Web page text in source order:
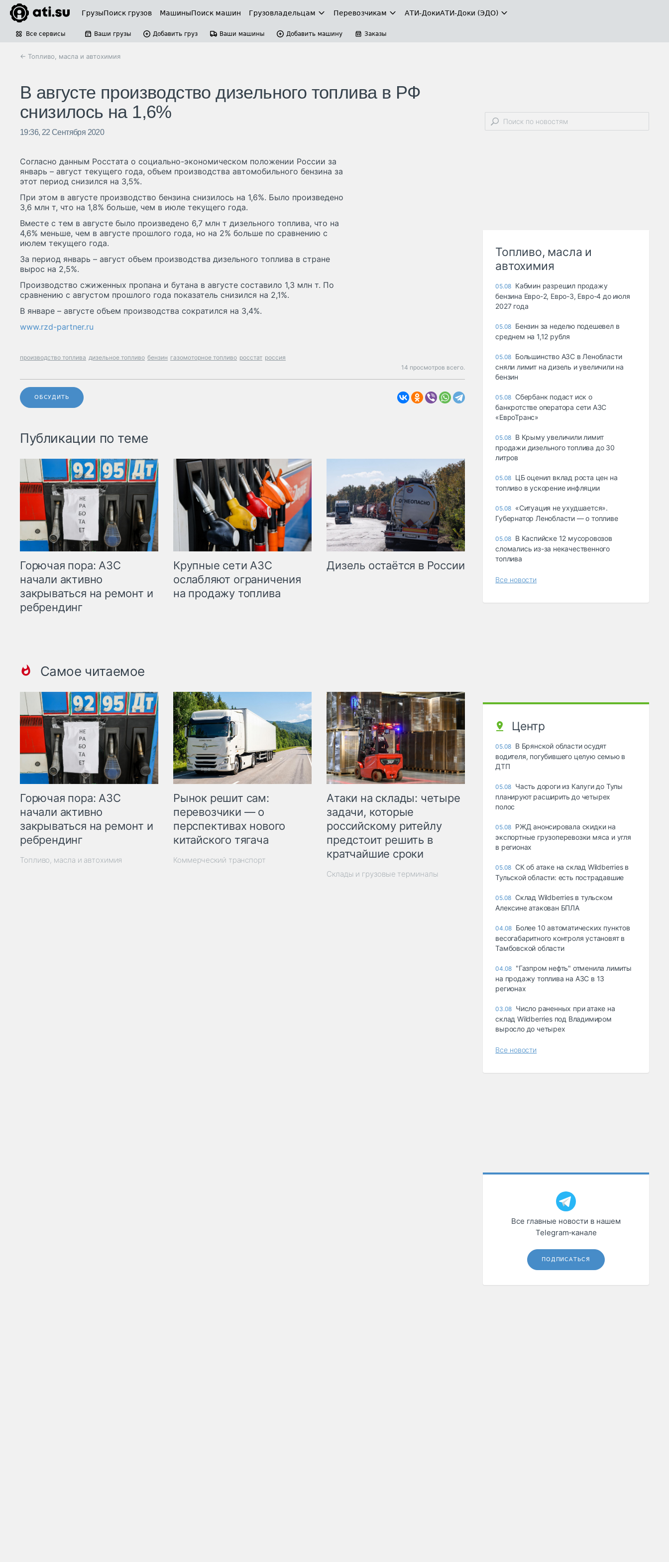
ГрузыПоиск грузов МашиныПоиск машин Грузовладельцам Перевозчикам АТИ-ДокиАТИ-Доки (ЭДО)
Все сервисы Ваши грузы Добавить груз Ваши машины Добавить машину Заказы
← Топливо, масла и автохимия
В августе производство дизельного топлива в РФ
снизилось на 1,6%
19:36, 22 Сентября 2020
Согласно данным Росстата о социально-экономическом положении России за
январь – август текущего года, объем производства автомобильного бензина за
этот период снизился на 3,5%.
При этом в августе производство бензина снизилось на 1,6%. Было произведено
3,6 млн т, что на 1,8% больше, чем в июле текущего года.
Вместе с тем в августе было произведено 6,7 млн т дизельного топлива, что на
4,6% меньше, чем в августе прошлого года, но на 2% больше по сравнению с
июлем текущего года.
За период январь – август объем производства дизельного топлива в стране
вырос на 2,5%.
Производство сжиженных пропана и бутана в августе составило 1,3 млн т. По
сравнению с августом прошлого года показатель снизился на 2,1%.
В январе – августе объем производства сократился на 3,4%.
www.rzd-partner.ru
производство топлива дизельное топливо бензин газомоторное топливо росстат россия
14 просмотров всего.
ОБСУДИТЬ
Публикации по теме
Горючая пора: АЗС
начали активно
закрываться на ремонт и
ребрендинг
Крупные сети АЗС
ослабляют ограничения
на продажу топлива
Дизель остаётся в России
Самое читаемое
Горючая пора: АЗС
начали активно
закрываться на ремонт и
ребрендинг
Топливо, масла и автохимия
Рынок решит сам:
перевозчики — о
перспективах нового
китайского тягача
Коммерческий транспорт
Атаки на склады: четыре
задачи, которые
российскому ритейлу
предстоит решить в
кратчайшие сроки
Склады и грузовые терминалы
Топливо, масла и
автохимия
05.08 Кабмин разрешил продажу
бензина Евро-2, Евро-3, Евро-4 до июля
2027 года
05.08 Бензин за неделю подешевел в
среднем на 1,12 рубля
05.08 Большинство АЗС в Ленобласти
сняли лимит на дизель и увеличили на
бензин
05.08 Сбербанк подаст иск о
банкротстве оператора сети АЗС
«ЕвроТранс»
05.08 В Крыму увеличили лимит
продажи дизельного топлива до 30
литров
05.08 ЦБ оценил вклад роста цен на
топливо в ускорение инфляции
05.08 «Ситуация не ухудшается».
Губернатор Ленобласти — о топливе
05.08 В Каспийске 12 мусоровозов
сломались из-за некачественного
топлива
Все новости
Центр
05.08 В Брянской области осудят
водителя, погубившего целую семью в
ДТП
05.08 Часть дороги из Калуги до Тулы
планируют расширить до четырех
полос
05.08 РЖД анонсировала скидки на
экспортные грузоперевозки мяса и угля
в регионах
05.08 СК об атаке на склад Wildberries в
Тульской области: есть пострадавшие
05.08 Склад Wildberries в тульском
Алексине атакован БПЛА
04.08 Более 10 автоматических пунктов
весогабаритного контроля установят в
Тамбовской области
04.08 "Газпром нефть" отменила лимиты
на продажу топлива на АЗС в 13
регионах
03.08 Число раненных при атаке на
склад Wildberries под Владимиром
выросло до четырех
Все новости
Все главные новости в нашем
Telegram‑канале
ПОДПИСАТЬСЯ